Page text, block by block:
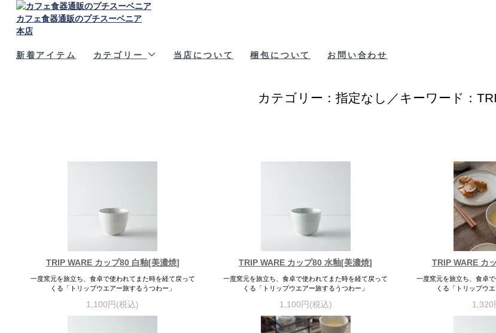
カフェ食器通販のプチスーベニア
本店
新着アイテム カテゴリー 当店について 梱包について お問い合わせ
カテゴリー：指定なし／キーワード：
TRIP WARE カップ80 白釉[美濃焼]
一度窯元を旅立ち、食卓で使われてまた時を経て戻って
くる「トリップウエアー旅するうつわー」
1,100円(税込)
TRIP WARE カップ80 水釉[美濃焼]
一度窯元を旅立ち、食卓で使われてまた時を経て戻って
くる「トリップウエアー旅するうつわー」
1,100円(税込)
TRIP WARE カ
一度窯元を旅立ち、食卓
くる「トリップウ
1,320